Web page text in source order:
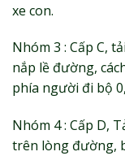
xe con.
Nhóm 3 : Cấp C,
nắp lề đường,
phía người đi bộ
Nhóm 4 : Cấp D,
trên lòng đường,